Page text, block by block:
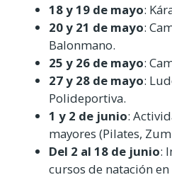
18 y 19 de mayo:
20 y 21 de mayo:
Balonmano.
25 y 26 de mayo:
27 y 28 de mayo:
Polideportiva.
1 y 2 de junio:
mayores (Pilates,
Del 2 al 18 de junio:
cursos de natación